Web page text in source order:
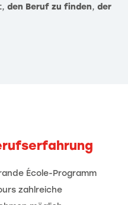
den Beruf zu finden, der
École-Programm
zahlreiche